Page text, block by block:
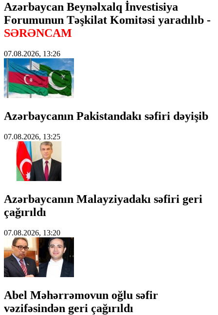
Azərbaycan Beynəlxalq İnvestisiya
Forumunun Təşkilat Komitəsi yaradılıb -
SƏRƏNCAM
07.08.2026, 13:26
Azərbaycanın Pakistandakı səfiri dəyişib
07.08.2026, 13:25
Azərbaycanın Malayziyadakı səfiri geri
çağırıldı
07.08.2026, 13:20
Abel Məhərrəmovun oğlu səfir
vəzifəsindən geri çağırıldı